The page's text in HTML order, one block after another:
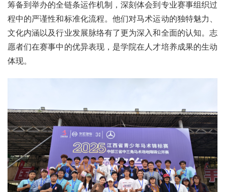
筹备到举办的全链条运作机制，深刻体会到专业赛事组织过
程中的严谨性和标准化流程。他们对马术运动的独特魅力、
文化内涵以及行业发展脉络有了更为深入和全面的认知。志
愿者们在赛事中的优异表现，是学院在人才培养成果的生动
体现。